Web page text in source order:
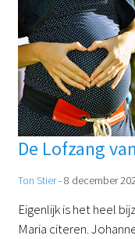
De Lofzang
Ton Stier-8 december
Eigenlijk is het heel
Maria citeren.